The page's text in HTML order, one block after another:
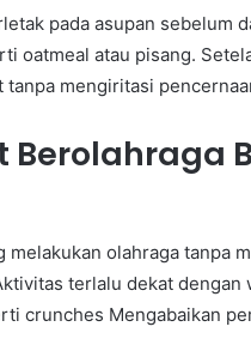
pada asupan sebelum
oatmeal atau pisang.
mengiritasi
Berolahraga
melakukan olahraga tanpa
terlalu dekat dengan
crunches Mengabaikan